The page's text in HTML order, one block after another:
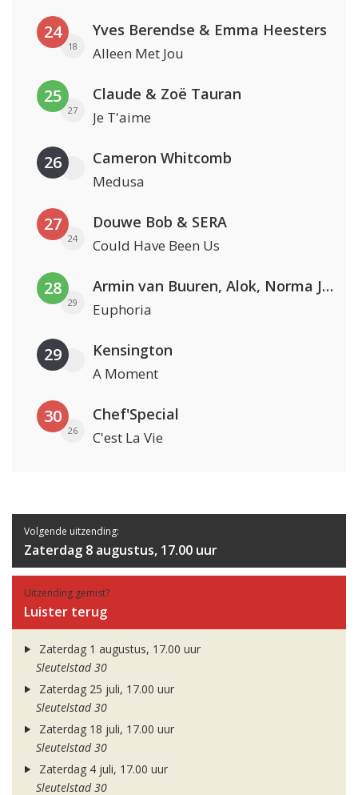
24
18
Yves Berendse & Emma Heesters
Alleen Met Jou
25
27
Claude & Zoë Tauran
Je T'aime
26 Cameron Whitcomb
Medusa
27
24
Douwe Bob & SERA
Could Have Been Us
28
29
Armin van Buuren, Alok, Norma Jean Martine & LAWRENT
Euphoria
29 Kensington
A Moment
30
26
Chef'Special
C'est La Vie
Volgende uitzending:
Zaterdag 8 augustus, 17.00 uur
Uitzending gemist?
Luister terug
Zaterdag 1 augustus, 17.00 uur
Sleutelstad 30
Zaterdag 25 juli, 17.00 uur
Sleutelstad 30
Zaterdag 18 juli, 17.00 uur
Sleutelstad 30
Zaterdag 4 juli, 17.00 uur
Sleutelstad 30